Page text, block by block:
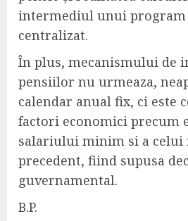
intermediul unui
centralizat.
În plus, mecanismului de
pensiilor nu urmeaza,
calendar anual fix, ci este
factori economici precum
salariului minim si a celui
precedent, fiind supusa
guvernamental.
B.P.